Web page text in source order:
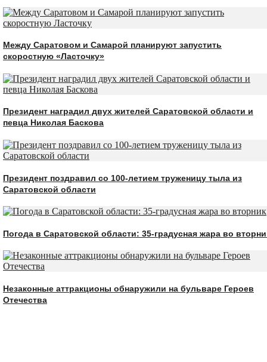
Между Саратовом и Самарой планируют запустить
скоростную «Ласточку»
Президент наградил двух жителей Саратовской области и
певца Николая Баскова
Президент поздравил со 100-летием труженицу тыла из
Саратовской области
Погода в Саратовской области: 35-градусная жара во
Незаконные аттракционы обнаружили на бульваре Героев
Отечества